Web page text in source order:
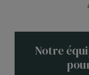
Notre